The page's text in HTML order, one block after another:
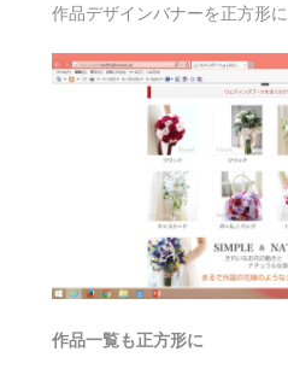
作品デザインバナーを正方形に
作品一覧も正方形に